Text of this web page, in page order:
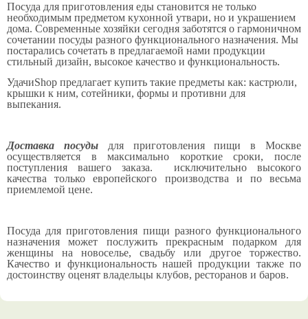
Посуда для приготовления еды становится не только
необходимым предметом кухонной утвари, но и украшением
дома. Современные хозяйки сегодня заботятся о гармоничном
сочетании посуды разного функционального назначения. Мы
постарались сочетать в предлагаемой нами продукции
стильный дизайн, высокое качество и функциональность.
УдачиShop предлагает купить такие предметы как: кастрюли,
крышки к ним, сотейники, формы и противни для
выпекания.
Доставка посудыдля приготовления пищи в Москве
осуществляется в максимально короткие сроки, после
поступления вашего заказа. исключительно высокого
качества только европейского производства и по весьма
приемлемой цене.
Посуда для приготовления пищи разного функционального
назначения может послужить прекрасным подарком для
женщины на новоселье, свадьбу или другое торжество.
Качество и функциональность нашей продукции также по
достоинству оценят владельцы клубов, ресторанов и баров.